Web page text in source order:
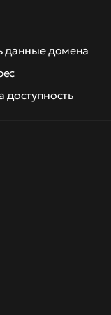
данные домена
доступность